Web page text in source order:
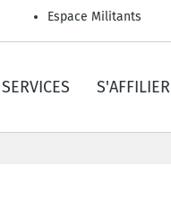
Espace Militants
SERVICES S'AFFILIER